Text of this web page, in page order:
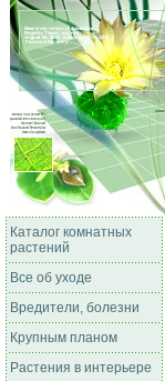
Каталог комнатных
растений
Все об уходе
Вредители, болезни
Крупным планом
Растения в интерьере